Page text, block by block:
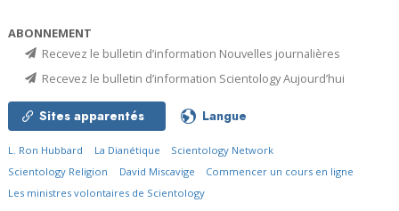
ABONNEMENT
Recevez le bulletin d’information Nouvelles journalières
Recevez le bulletin d’information Scientology Aujourd’hui
Sites apparentés Langue
L. Ron Hubbard La Dianétique
Scientology Network
Scientology Religion
David Miscavige
Commencer un cours en ligne
Les ministres volontaires de Scientology